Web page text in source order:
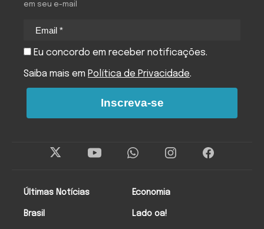
Últimas Notícias
Brasil
Economia
Lado oa!
em seu e-mail
Eu concordo em receber notificações.
Saiba mais em Política de Privacidade.
Inscreva-se